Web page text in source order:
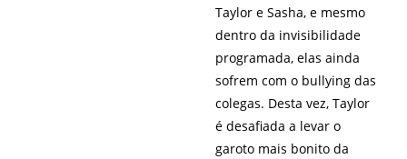
Taylor e Sasha, e mesmo
dentro da invisibilidade
programada, elas ainda
sofrem com o bullying das
colegas. Desta vez, Taylor
é desafiada a levar o
garoto mais bonito da